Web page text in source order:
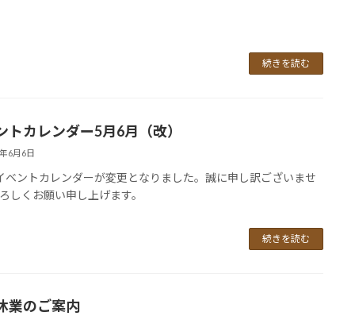
続きを読む
トカレンダー5月6月（改）
6月6日
ベントカレンダーが変更となりました。誠に申し訳ございませ
しくお願い申し上げます。
続きを読む
業のご案内